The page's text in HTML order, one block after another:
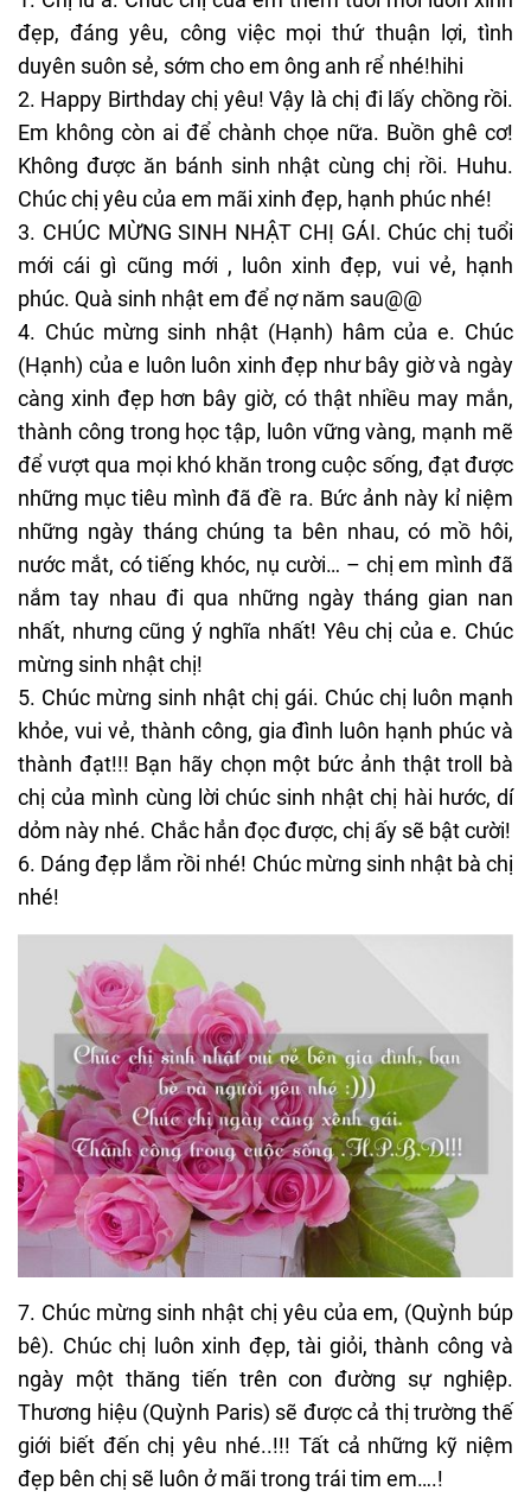
đẹp, đáng yêu, công việc mọi thứ thuận lợi, tình
duyên suôn sẻ, sớm cho em ông anh rể nhé!hihi
2. Happy Birthday chị yêu! Vậy là chị đi lấy chồng rồi.
Em không còn ai để chành chọe nữa. Buồn ghê cơ!
Không được ăn bánh sinh nhật cùng chị rồi. Huhu.
Chúc chị yêu của em mãi xinh đẹp, hạnh phúc nhé!
3. CHÚC MỪNG SINH NHẬT CHỊ GÁI. Chúc chị tuổi
mới cái gì cũng mới , luôn xinh đẹp, vui vẻ, hạnh
phúc. Quà sinh nhật em để nợ năm sau@@
4. Chúc mừng sinh nhật (Hạnh) hâm của e. Chúc
(Hạnh) của e luôn luôn xinh đẹp như bây giờ và ngày
càng xinh đẹp hơn bây giờ, có thật nhiều may mắn,
thành công trong học tập, luôn vững vàng, mạnh mẽ
để vượt qua mọi khó khăn trong cuộc sống, đạt được
những mục tiêu mình đã đề ra. Bức ảnh này kỉ niệm
những ngày tháng chúng ta bên nhau, có mồ hôi,
nước mắt, có tiếng khóc, nụ cười… – chị em mình đã
nắm tay nhau đi qua những ngày tháng gian nan
nhất, nhưng cũng ý nghĩa nhất! Yêu chị của e. Chúc
mừng sinh nhật chị!
5. Chúc mừng sinh nhật chị gái. Chúc chị luôn mạnh
khỏe, vui vẻ, thành công, gia đình luôn hạnh phúc và
thành đạt!!! Bạn hãy chọn một bức ảnh thật troll bà
chị của mình cùng lời chúc sinh nhật chị hài hước, dí
dỏm này nhé. Chắc hẳn đọc được, chị ấy sẽ bật cười!
6. Dáng đẹp lắm rồi nhé! Chúc mừng sinh nhật bà chị
nhé!
7. Chúc mừng sinh nhật chị yêu của em, (Quỳnh búp
bê). Chúc chị luôn xinh đẹp, tài giỏi, thành công và
ngày một thăng tiến trên con đường sự nghiệp.
Thương hiệu (Quỳnh Paris) sẽ được cả thị trường thế
giới biết đến chị yêu nhé..!!! Tất cả những kỹ niệm
đẹp bên chị sẽ luôn ở mãi trong trái tim em….!